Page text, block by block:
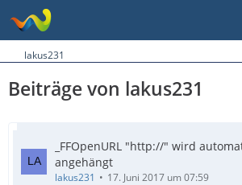
lakus231
Beiträge von lakus231
_FFOpenURL "http://" wird
angehängt
lakus231 17. Juni 2017 um 07:59